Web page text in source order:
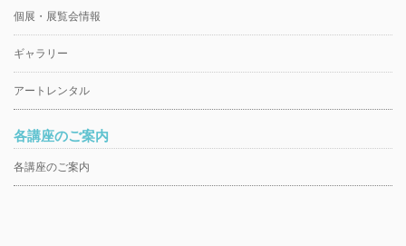
個展・展覧会情報
ギャラリー
アートレンタル
各講座のご案内
各講座のご案内